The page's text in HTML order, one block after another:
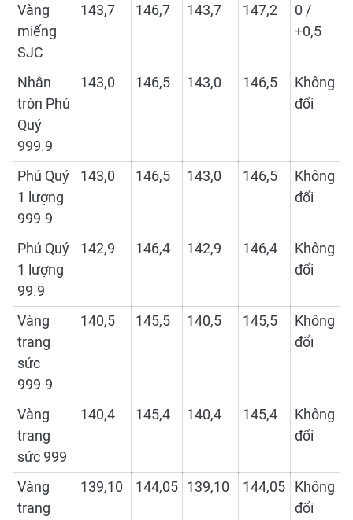
Vàng
miếng
SJC
143,7 146,7 143,7 147,2
0 /
+0,5
Nhẫn
tròn Phú
Quý
999.9
143,0 146,5 143,0 146,5
Không
đổi
Phú Quý
1 lượng
999.9
143,0 146,5 143,0 146,5
Không
đổi
Phú Quý
1 lượng
99.9
142,9 146,4 142,9 146,4
Không
đổi
Vàng
trang
sức
999.9
140,5 145,5 140,5 145,5
Không
đổi
Vàng
trang
sức 999
140,4 145,4 140,4 145,4
Không
đổi
Vàng
trang
139,10 144,05 139,10 144,05 Không
đổi